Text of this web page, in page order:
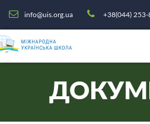
info@uis.org.ua +38(044)